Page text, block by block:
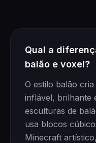
Qual a
balão e voxel?
O estilo balão
inflável, brilhante
esculturas de
usa blocos
Minecraft